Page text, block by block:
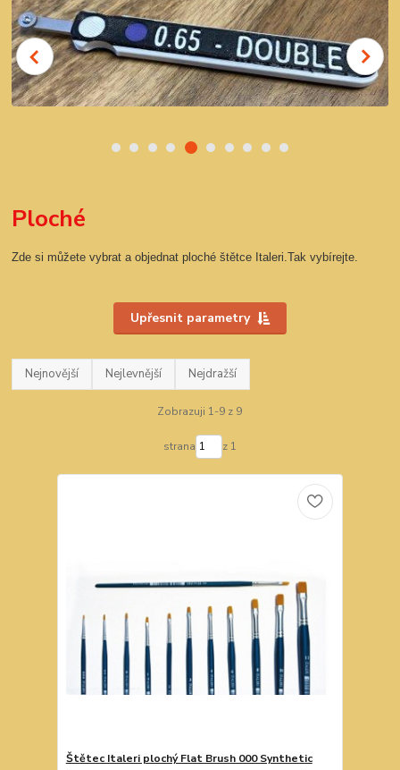
Ploché
Zde si můžete vybrat a objednat ploché štětce Italeri.Tak vybírejte.
Upřesnit parametry
Nejnovější Nejlevnější Nejdražší
Zobrazuji 1-9 z 9
strana z 1
Štětec Italeri plochý Flat Brush 000 Synthetic